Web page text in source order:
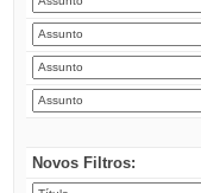
Novos Filtros: